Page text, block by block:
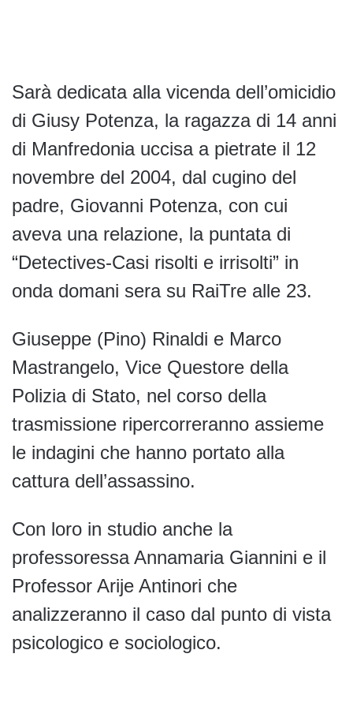
Sarà dedicata alla vicenda dell’omicidio
di Giusy Potenza, la ragazza di 14 anni
di Manfredonia uccisa a pietrate il 12
novembre del 2004, dal cugino del
padre, Giovanni Potenza, con cui
aveva una relazione, la puntata di
“Detectives-Casi risolti e irrisolti” in
onda domani sera su RaiTre alle 23.
Giuseppe (Pino) Rinaldi e Marco
Mastrangelo, Vice Questore della
Polizia di Stato, nel corso della
trasmissione ripercorreranno assieme
le indagini che hanno portato alla
cattura dell’assassino.
Con loro in studio anche la
professoressa Annamaria Giannini e il
Professor Arije Antinori che
analizzeranno il caso dal punto di vista
psicologico e sociologico.